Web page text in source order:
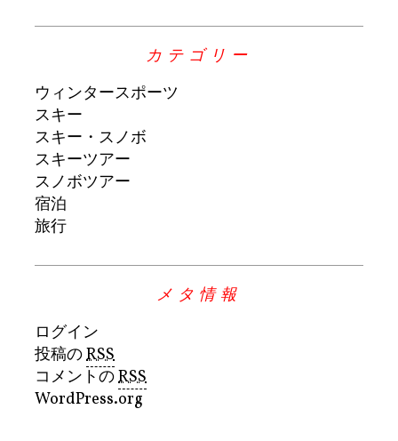
カテゴリー
ウィンタースポーツ
スキー
スキー・スノボ
スキーツアー
スノボツアー
宿泊
旅行
メタ情報
ログイン
投稿のRSS
コメントのRSS
WordPress.org